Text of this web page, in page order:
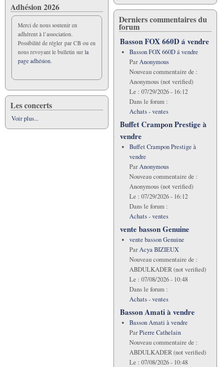
Adhésion 2026
Merci de nous soutenir en
adhérent à l’association.
Possibilité de régler par CB ou en
nous revoyant le bulletin sur la
page adhésion.
Les concerts
Voir plus...
Derniers commentaires du
forum
Basson FOX 660D á vendre
Basson FOX 660D á vendre
ParAnonymous
Nouveau commentaire de :
Anonymous (not verified)
Le : 07/29/2026 - 16:12
Dans le forum :
Achats - ventes
Buffet Crampon Prestige à
vendre
Buffet Crampon Prestige à
vendre
ParAnonymous
Nouveau commentaire de :
Anonymous (not verified)
Le : 07/29/2026 - 16:12
Dans le forum :
Achats - ventes
vente basson Genuine
vente basson Genuine
ParAcya BIZIEUX
Nouveau commentaire de :
ABDULKADER (not verified)
Le : 07/08/2026 - 10:48
Dans le forum :
Achats - ventes
Basson Amati à vendre
Basson Amati à vendre
ParPierre Cathelain
Nouveau commentaire de :
ABDULKADER (not verified)
Le : 07/08/2026 - 10:48